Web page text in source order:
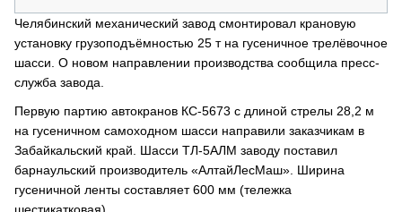
Челябинский механический завод смонтировал крановую
установку грузоподъёмностью 25 т на гусеничное трелёвочное
шасси. О новом направлении производства сообщила пресс-
служба завода.
Первую партию автокранов КС-5673 с длиной стрелы 28,2 м
на гусеничном самоходном шасси направили заказчикам в
Забайкальский край. Шасси ТЛ-5АЛМ заводу поставил
барнаульский производитель «АлтайЛесМаш». Ширина
гусеничной ленты составляет 600 мм (тележка